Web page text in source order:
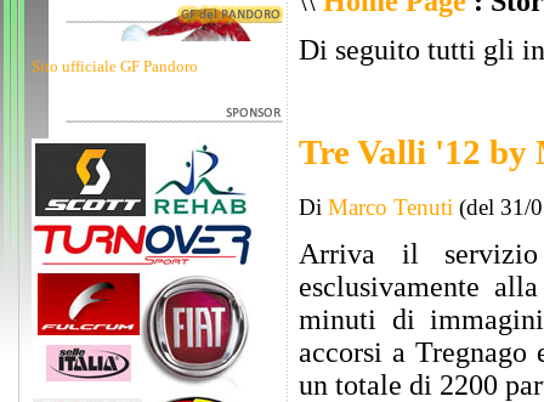
Sito ufficiale GF Pandoro
Di seguito tutti gli
Tre Valli '12 by
Di Marco Tenuti (del 31/
Arriva il servizio
esclusivamente
minuti di
accorsi a
un totale di 2200